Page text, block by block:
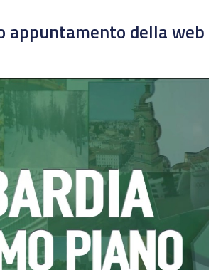
appuntamento della web